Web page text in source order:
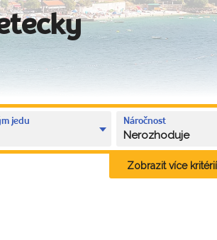
jedu Náročnost
Nerozhoduje
Zobrazit více kritérií